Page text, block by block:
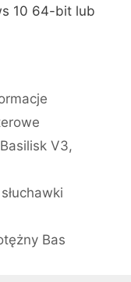
10 64-bit lub
V3,
Bas